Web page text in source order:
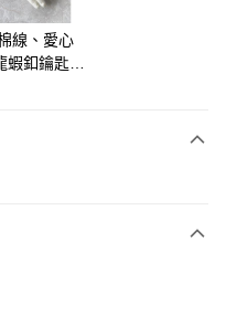
兆豐國際商業銀行
台中商業銀行
華泰商業銀行
遠東國際商業銀行
台北富邦商業銀行
兆豐國際商業銀行
台中商業銀行
線、愛心
釦鑰匙圈
＊請在訂